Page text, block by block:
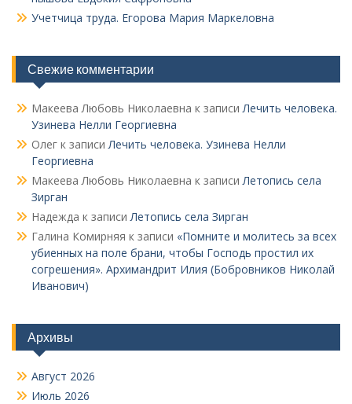
Учетчица труда. Его­рова Мария Маркеловна
Свежие комментарии
Макеева Любовь Николаевна к записиЛечить человека.
Узинева Нелли Георгиевна
Олег к записиЛечить человека. Узинева Нелли
Георгиевна
Макеева Любовь Николаевна к записиЛетопись села
Зирган
Надежда к записиЛетопись села Зирган
Галина Комирняя к записи «Помните и молитесь за всех
убиенных на поле брани, чтобы Господь простил их
согрешения». Архимандрит Илия (Бобровников Николай
Иванович)
Архивы
Август 2026
Июль 2026